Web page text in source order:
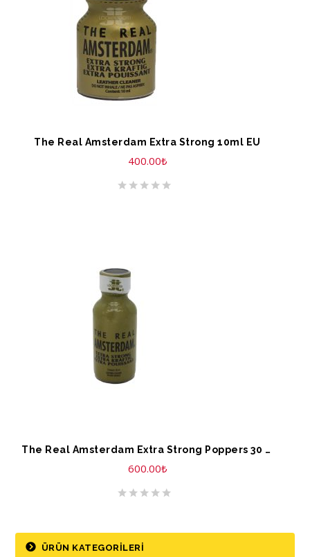
The Real Amsterdam Extra Strong 10ml EU
400.00₺
The Real Amsterdam Extra Strong Poppers 30 ml
600.00₺
ÜRÜN KATEGORILERI